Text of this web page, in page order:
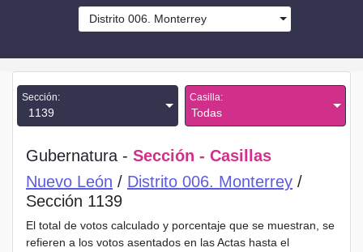
Distrito 006. Monterrey
Sección:
1139
Casilla:
Todas
Gubernatura - Sección - Casillas
Nuevo León / Distrito 006. Monterrey /
Sección 1139
El total de votos calculado y porcentaje que se muestran, se
refieren a los votos asentados en las Actas hasta el